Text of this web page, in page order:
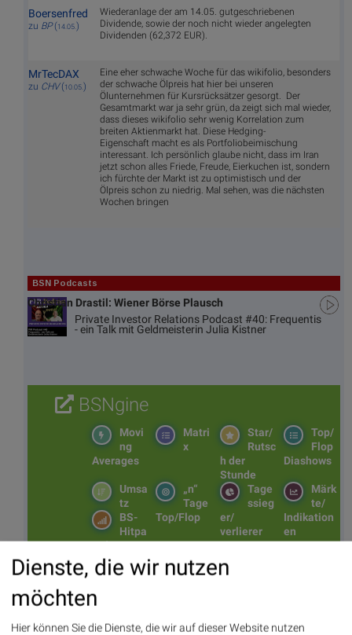
Boersenfred
zu BP( 14.05.)
Wiederanlage der am 14.05. gutgeschriebenen
Dividende, sowie der noch nicht wieder angelegten
Dividenden (62,372 EUR).
MrTecDAX
zu CHV( 10.05.)
Eine eher schwache Woche für das wikifolio, besonders
der schwache Ölpreis hat hier bei unseren
Ölunternehmen für Kursrücksätzer gesorgt. Der
Gesamtmarkt war ja sehr grün, da zeigt sich mal wieder,
dass dieses wikifolio sehr wenig Korrelation zum
breiten Aktienmarkt hat. Diese Hedging-
Eigenschaft macht es als Portfoliobeimischung
interessant. Ich persönlich glaube nicht, dass im Iran
jetzt schon alles Friede, Freude, Eierkuchen ist, sondern
ich fürchte der Markt ist zu optimistisch und der
Ölpreis schon zu niedrig. Mal sehen, was die nächsten
Wochen bringen
BSN Podcasts
Christian Drastil: Wiener Börse Plausch
Private Investor Relations Podcast #40: Frequentis
- ein Talk mit Geldmeisterin Julia Kistner
BSNgine
Top/
Flop
Diashows
Star/
Rutsc
h der
Stunde
Matri
x
Movi
ng
Averages
Märk
te/
Indikation
en
Tage
ssieg
er/
verlierer
„n“
Tage
Top/Flop
Umsa
tz
BS-
Hitpa
rade
Dienste, die wir nutzen
möchten
Hier können Sie die Dienste, die wir auf dieser Website nutzen